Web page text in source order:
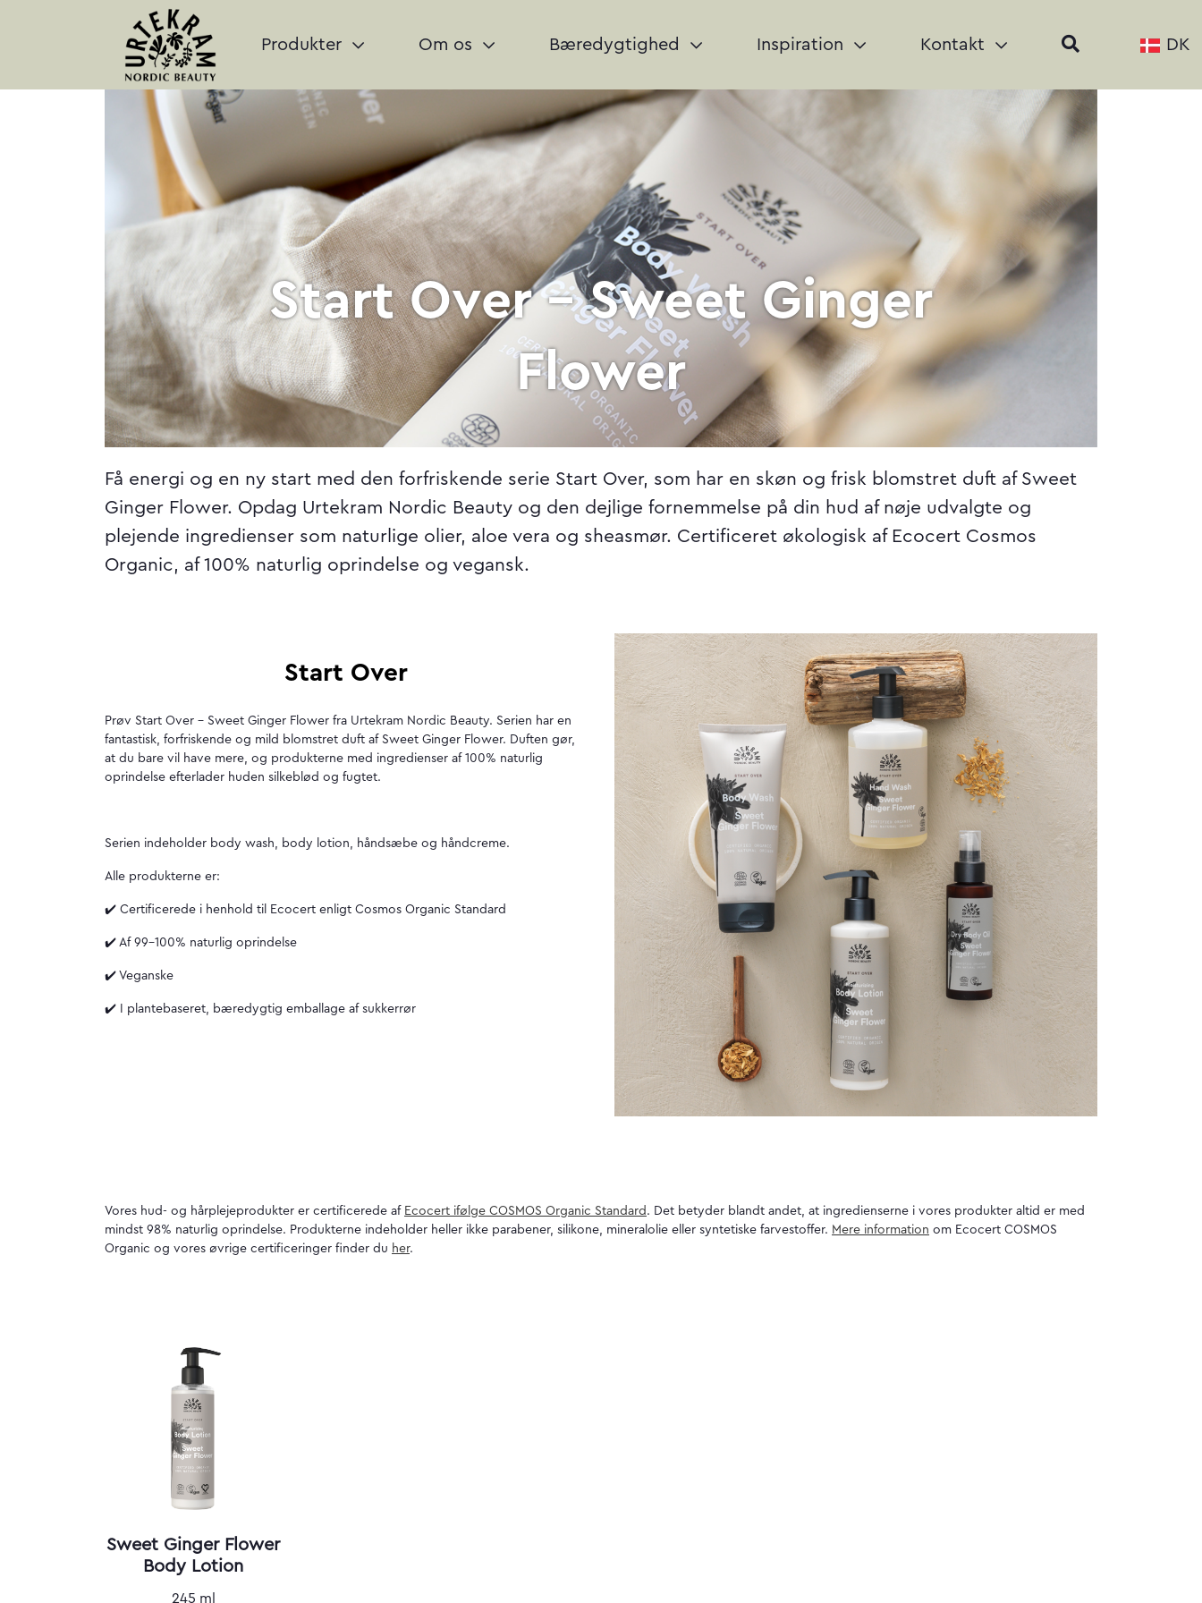
Produkter Om os Bæredygtighed Inspiration Kontakt DK
Start Over - Sweet Ginger
Flower
Få energi og en ny start med den forfriskende serie Start Over, som har en skøn og frisk blomstret duft af Sweet
Ginger Flower. Opdag Urtekram Nordic Beauty og den dejlige fornemmelse på din hud af nøje udvalgte og
plejende ingredienser som naturlige olier, aloe vera og sheasmør. Certificeret økologisk af Ecocert Cosmos
Organic, af 100% naturlig oprindelse og vegansk.
Start Over
Prøv Start Over – Sweet Ginger Flower fra Urtekram Nordic Beauty. Serien har en
fantastisk, forfriskende og mild blomstret duft af Sweet Ginger Flower. Duften gør,
at du bare vil have mere, og produkterne med ingredienser af 100% naturlig
oprindelse efterlader huden silkeblød og fugtet.
Serien indeholder body wash, body lotion, håndsæbe og håndcreme.
Alle produkterne er:
✔️ Certificerede i henhold til Ecocert enligt Cosmos Organic Standard
✔️ Af 99-100% naturlig oprindelse
✔️ Veganske
✔️ I plantebaseret, bæredygtig emballage af sukkerrør
Vores hud- og hårplejeprodukter er certificerede af Ecocert ifølge COSMOS Organic Standard . Det betyder blandt andet, at ingredienserne i vores produkter altid er med
mindst 98% naturlig oprindelse. Produkterne indeholder heller ikke parabener, silikone, mineralolie eller syntetiske farvestoffer. Mere information om Ecocert COSMOS
Organic og vores øvrige certificeringer finder du her.
Sweet Ginger Flower
Body Lotion
245 ml